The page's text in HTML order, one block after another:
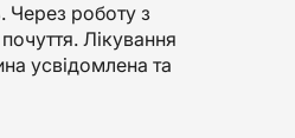
Через роботу з
Лікування
усвідомлена та